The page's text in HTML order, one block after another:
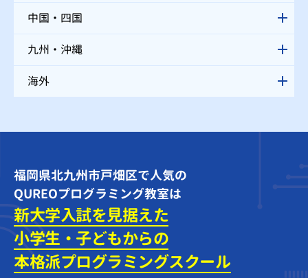
中国・四国
九州・沖縄
海外
福岡県北九州市戸畑区で人気の
QUREOプログラミング教室は
新大学入試を見据えた
小学生・子どもからの
本格派プログラミングスクール